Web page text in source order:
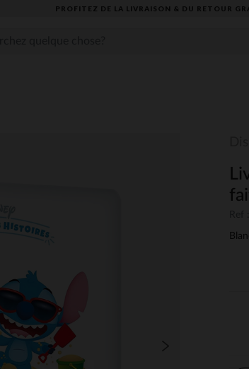
PROFITEZ DE LA LIVRAISON & DU RETOUR